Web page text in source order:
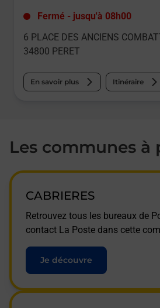
Fermé - jusqu'à 08h00
6 PLACE DES ANCIENS
34800 PERET
En savoir plus Itinéraire
Les communes à
CABRIERES
Retrouvez tous les bureaux de
contact La Poste dans cette
Je découvre